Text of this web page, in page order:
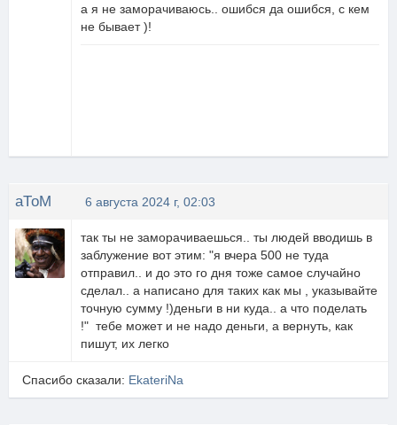
а я не заморачиваюсь.. ошибся да ошибся, с кем
не бывает )!
аТоМ 6 августа 2024 г, 02:03
так ты не заморачиваешься.. ты людей вводишь в
заблужение вот этим: "я вчера 500 не туда
отправил.. и до это го дня тоже самое случайно
сделал.. а написано для таких как мы , указывайте
точную сумму !)деньги в ни куда.. а что поделать
!" тебе может и не надо деньги, а вернуть, как
пишут, их легко
Спасибо сказали: EkateriNa